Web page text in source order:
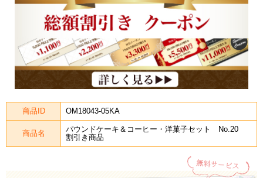
商品ID OM18043-05KA
商品名
パウンドケーキ＆コーヒー・洋菓子セット No.20
割引き商品